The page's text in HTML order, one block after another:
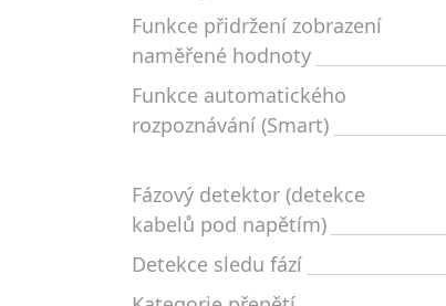
Funkce přidržení zobrazení
naměřené hodnoty
Funkce automatického
rozpoznávání (Smart)
Fázový detektor (detekce
kabelů pod napětím)
Detekce sledu fází